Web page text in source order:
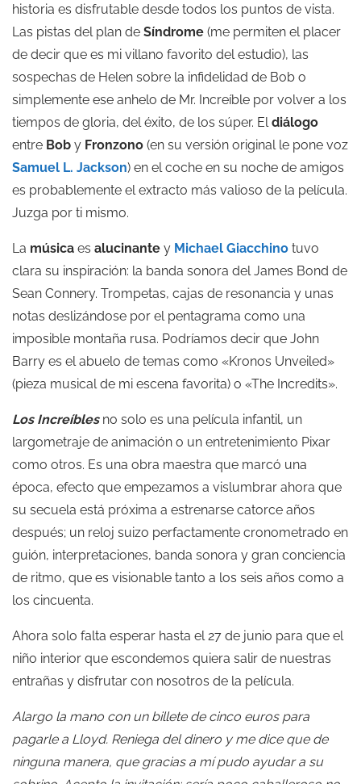
historia es disfrutable desde todos los puntos de vista.
Las pistas del plan de Síndrome (me permiten el placer
de decir que es mi villano favorito del estudio), las
sospechas de Helen sobre la infidelidad de Bob o
simplemente ese anhelo de Mr. Increíble por volver a los
tiempos de gloria, del éxito, de los súper. El diálogo
entre Bob y Fronzono (en su versión original le pone voz
Samuel L. Jackson) en el coche en su noche de amigos
es probablemente el extracto más valioso de la película.
Juzga por ti mismo.
La música es alucinante y Michael Giacchino tuvo
clara su inspiración: la banda sonora del James Bond de
Sean Connery. Trompetas, cajas de resonancia y unas
notas deslizándose por el pentagrama como una
imposible montaña rusa. Podríamos decir que John
Barry es el abuelo de temas como «Kronos Unveiled»
(pieza musical de mi escena favorita) o «The Incredits».
Los Increíblesno solo es una película infantil, un
largometraje de animación o un entretenimiento Pixar
como otros. Es una obra maestra que marcó una
época, efecto que empezamos a vislumbrar ahora que
su secuela está próxima a estrenarse catorce años
después; un reloj suizo perfactamente cronometrado en
guión, interpretaciones, banda sonora y gran conciencia
de ritmo, que es visionable tanto a los seis años como a
los cincuenta.
Ahora solo falta esperar hasta el 27 de junio para que el
niño interior que escondemos quiera salir de nuestras
entrañas y disfrutar con nosotros de la película.
Alargo la mano con un billete de cinco euros para
pagarle a Lloyd. Reniega del dinero y me dice que de
ninguna manera, que gracias a mí pudo ayudar a su